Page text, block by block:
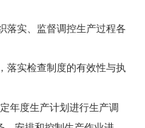
落实、监督调控生产过程各
落实检查制度的有效性与执
年度生产计划进行生产调